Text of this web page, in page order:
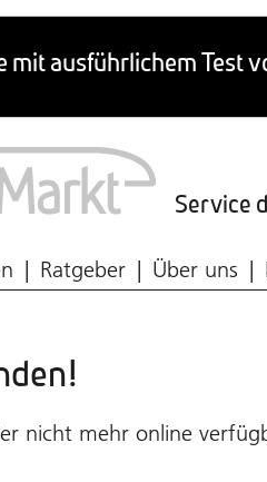
Service
Ratgeber Über uns
nicht mehr online